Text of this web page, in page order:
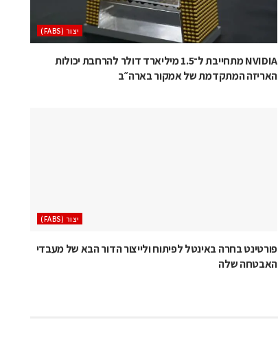
‫יצור (‪(FABS‬‬
NVIDIA מתחייבת ל־1.5 מיליארד דולר להרחבת יכולות
האריזה המתקדמת של אמקור בארה״ב
‫יצור (‪(FABS‬‬
פורטינט בחרה באינטל לפיתוח ולייצור הדור הבא של מעבדי
האבטחה שלה